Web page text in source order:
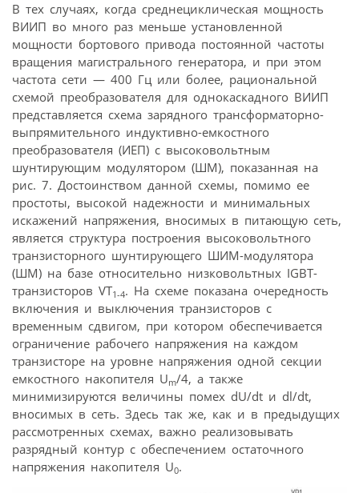
В тех случаях, когда среднециклическая мощность
ВИИП во много раз меньше установленной
мощности бортового привода постоянной частоты
вращения магистрального генератора, и при этом
частота сети — 400 Гц или более, рациональной
схемой преобразователя для однокаскадного ВИИП
представляется схема зарядного трансформаторно-
выпрямительного индуктивно-емкостного
преобразователя (ИЕП) с высоковольтным
шунтирующим модулятором (ШМ), показанная на
рис. 7. Достоинством данной схемы, помимо ее
простоты, высокой надежности и минимальных
искажений напряжения, вносимых в питающую сеть,
является структура построения высоковольтного
транзисторного шунтирующего ШИМ-модулятора
(ШМ) на базе относительно низковольтных IGBT-
транзисторов VT1-4. На схеме показана очередность
включения и выключения транзисторов с
временным сдвигом, при котором обеспечивается
ограничение рабочего напряжения на каждом
транзисторе на уровне напряжения одной секции
емкостного накопителя Um/4, а также
минимизируются величины помех dU/dt и dl/dt,
вносимых в сеть. Здесь так же, как и в предыдущих
рассмотренных схемах, важно реализовывать
разрядный контур с обеспечением остаточного
напряжения накопителя U0.